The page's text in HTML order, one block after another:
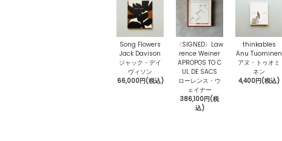
Song Flowers
Jack Davison
ジャック・デイ
ヴィソン
66,000円(税込)
〈SIGNED〉Law
rence Weiner
APROPOS TO C
UL DE SACS
ローレンス・ウ
ェイナー
386,100円(税
込)
thinkables
Anu Tuominen
アヌ・トゥオミ
ネン
4,400円(税込)